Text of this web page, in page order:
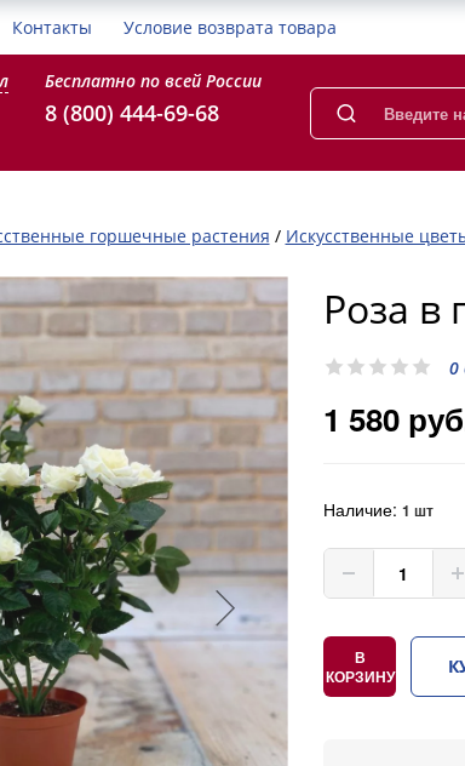
Контакты Условие возврата товара
Бесплатно по всей России
8 (800) 444-69-68
горшечные растения / Искусственные
Роза в
0
1 580
Наличие:1 шт
В
КОРЗИНУ